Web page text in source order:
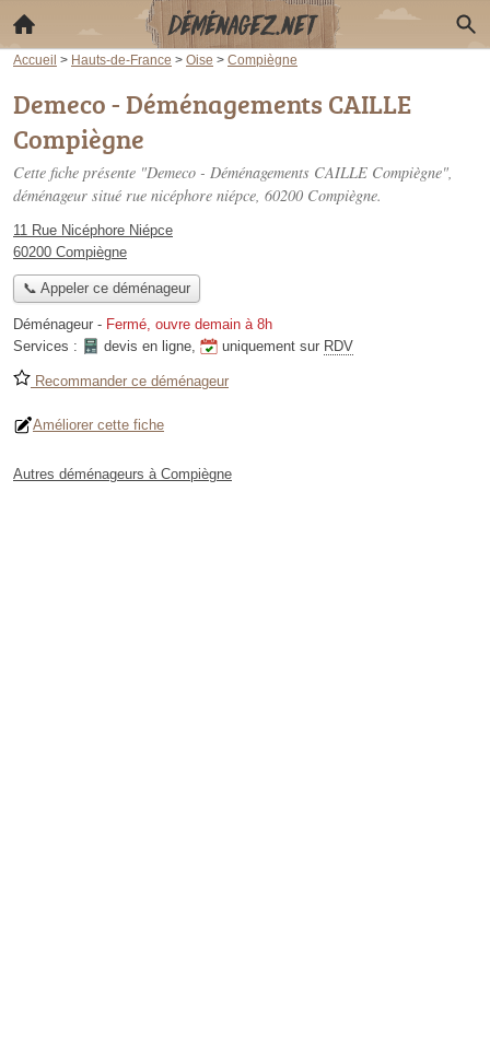
Accueil > Hauts-de-France > Oise > Compiègne
Demeco - Déménagements CAILLE
Compiègne
Cette fiche présente "Demeco - Déménagements CAILLE Compiègne",
déménageur situé rue nicéphore niépce, 60200 Compiègne.
11 Rue Nicéphore Niépce
60200 Compiègne
📞 Appeler ce déménageur
Déménageur - Fermé, ouvre demain à 8h
Services :
devis en ligne, uniquement sur RDV
Recommander ce déménageur
Améliorer cette fiche
Autres déménageurs à Compiègne